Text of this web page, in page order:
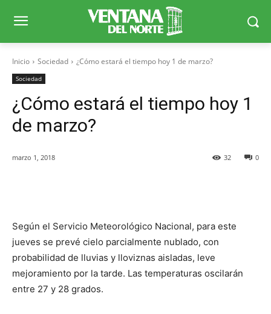
Inicio Sociedad ¿Cómo estará el tiempo hoy 1 de marzo?
Sociedad
¿Cómo estará el tiempo hoy 1
de marzo?
marzo 1, 2018 0
32
Según el Servicio Meteorológico Nacional, para este
jueves se prevé cielo parcialmente nublado, con
probabilidad de lluvias y lloviznas aisladas, leve
mejoramiento por la tarde. Las temperaturas oscilarán
entre 27 y 28 grados.